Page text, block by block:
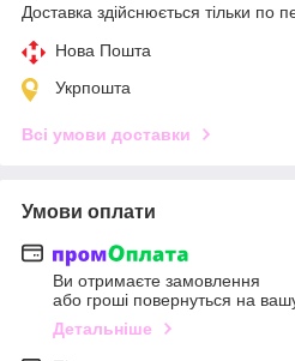
Доставка здійснюється тільки по
Нова Пошта
Укрпошта
Всі умови доставки
Умови оплати
Ви отримаєте замовлення
або гроші повернуться на
Детальніше